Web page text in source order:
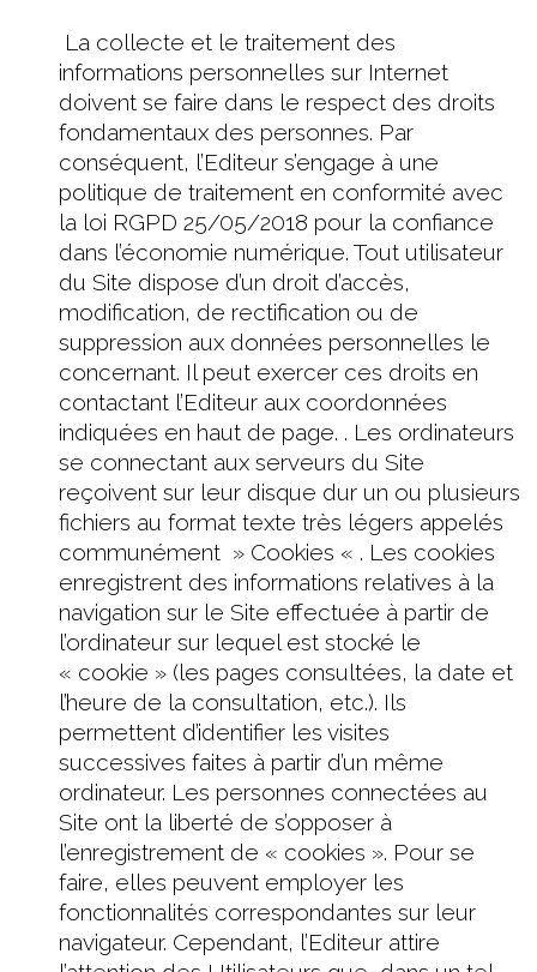
La collecte et le traitement des
informations personnelles sur Internet
doivent se faire dans le respect des droits
fondamentaux des personnes. Par
conséquent, l’Editeur s’engage à une
politique de traitement en conformité avec
la loi RGPD 25/05/2018 pour la confiance
dans l’économie numérique. Tout utilisateur
du Site dispose d’un droit d’accès,
modification, de rectification ou de
suppression aux données personnelles le
concernant. Il peut exercer ces droits en
contactant l’Editeur aux coordonnées
indiquées en haut de page. . Les ordinateurs
se connectant aux serveurs du Site
reçoivent sur leur disque dur un ou plusieurs
fichiers au format texte très légers appelés
communément » Cookies « . Les cookies
enregistrent des informations relatives à la
navigation sur le Site effectuée à partir de
l’ordinateur sur lequel est stocké le
« cookie » (les pages consultées, la date et
l’heure de la consultation, etc.). Ils
permettent d’identifier les visites
successives faites à partir d’un même
ordinateur. Les personnes connectées au
Site ont la liberté de s’opposer à
l’enregistrement de « cookies ». Pour se
faire, elles peuvent employer les
fonctionnalités correspondantes sur leur
navigateur. Cependant, l’Editeur attire